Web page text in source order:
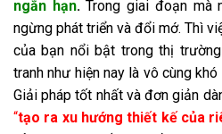
ngắn hạn.Trong giai đoạn mà
ngừng phát triển và đổi mớ. Thì
của bạn nổi bật trong thị
tranh như hiện nay là vô cùng
Giải pháp tốt nhất và đơn giản
“tạo ra xu hướng thiết kế của